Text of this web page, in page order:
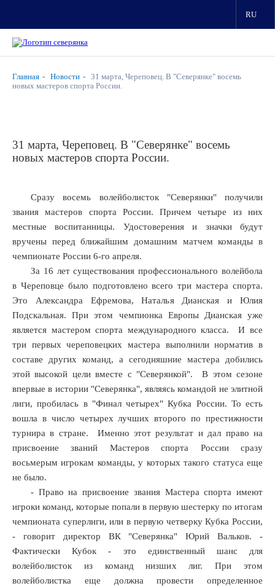
RU
Главная Новости
31 марта, Череповец. В "Северянке" восемь
новых мастеров спорта Роcсии.
31 марта, Череповец. В "Северянке" восемь
новых мастеров спорта Роcсии.
Сразу восемь волейболисток "Северянки" получили
звания мастеров спорта России. Причем четыре из них
местные воспитанницы. Удостоверения и значки будут
вручены перед ближайшим домашним матчем команды в
чемпионате России 6-го апреля.
За 16 лет существования профессионального волейбола
в Череповце было подготовлено всего три мастера спорта.
Это Александра Ефремова, Наталья Дианская и Юлия
Подскальная. При этом чемпионка Европы Дианская уже
является мастером спорта международного класса. И все
три первых череповецких мастера выполнили норматив в
составе других команд, а сегодняшние мастера добились
этой высокой цели вместе с "Северянкой". В этом сезоне
впервые в истории "Северянка", являясь командой не элитной
лиги, пробилась в "Финал четырех" Кубка России. То есть
вошла в число четырех лучших второго по престижности
турнира в стране. Именно этот результат и дал право на
присвоение званий Мастеров спорта России сразу
восьмерым игрокам команды, у которых такого статуса еще
не было.
- Право на присвоение звания Мастера спорта имеют
игроки команд, которые попали в первую шестерку по итогам
чемпионата суперлиги, или в первую четверку Кубка России,
- говорит директор ВК "Северянка" Юрий Вальков. -
Фактически Кубок - это единственный шанс для
волейболисток из команд низших лиг. При этом
волейболистка еще должна провести определенное